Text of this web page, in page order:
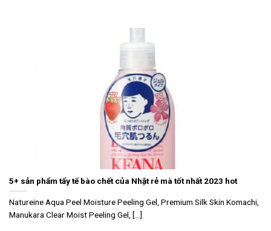
5+ sản phẩm tẩy tế bào chết của Nhật rẻ mà tốt nhất 2023 hot
Natureine Aqua Peel Moisture Peeling Gel, Premium Silk Skin Komachi,
Manukara Clear Moist Peeling Gel, [...]